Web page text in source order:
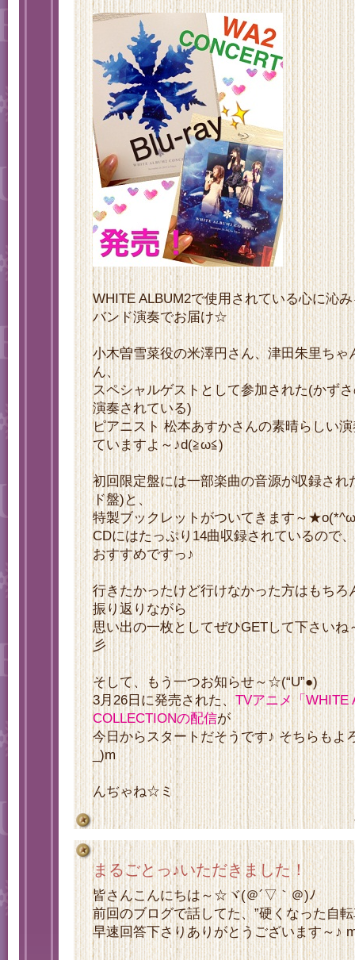
WHITE ALBUM2で使用されている心に沁
バンド演奏でお届け☆
小木曽雪菜役の米澤円さん、津田朱里ちゃ
ん、
スペシャルゲストとして参加された(かず
演奏されている)
ピアニスト 松本あすかさんの素晴らしい
ていますよ～♪d(≧ω≦)
初回限定盤には一部楽曲の音源が収録され
ド盤)と、
特製ブックレットがついてきます～
CDにはたっぷり14曲収録されているので
おすすめですっ♪
行きたかったけど行けなかった方はもちろ
振り返りながら
思い出の一枚としてぜひGETして下さい
彡
そして、もう一つお知らせ～☆(“U”●)
3月26日に発売された、TVアニメ「WHITE
COLLECTIONの配信が
今日からスタートだそうです♪ そちらもよ
_)m
んぢゃね☆ミ
まるごとっ♪いただきました！
皆さんこんにちは～☆ヾ(＠´▽｀＠)ﾉ
前回のブログで話してた、”硬くなった自
早速回答下さりありがとうございます～